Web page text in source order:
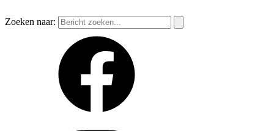
Zoeken naar: